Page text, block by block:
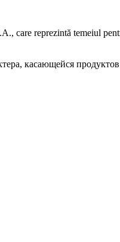
reprezintă temeiul
касающейся